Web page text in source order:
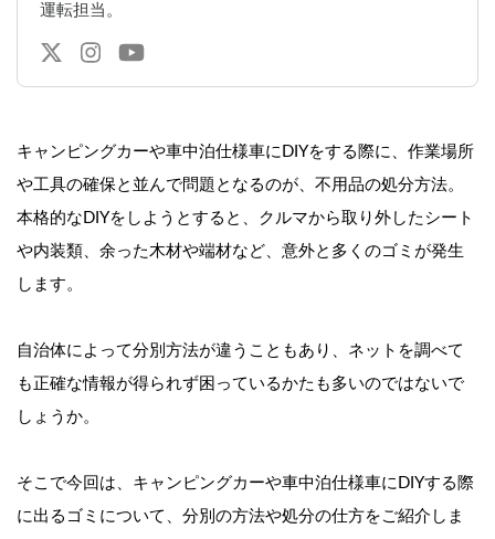
運転担当。
キャンピングカーや車中泊仕様車にDIYをする際に、作業場所
や工具の確保と並んで問題となるのが、不用品の処分方法。
本格的なDIYをしようとすると、クルマから取り外したシート
や内装類、余った木材や端材など、意外と多くのゴミが発生
します。
自治体によって分別方法が違うこともあり、ネットを調べて
も正確な情報が得られず困っているかたも多いのではないで
しょうか。
そこで今回は、キャンピングカーや車中泊仕様車にDIYする際
に出るゴミについて、分別の方法や処分の仕方をご紹介しま